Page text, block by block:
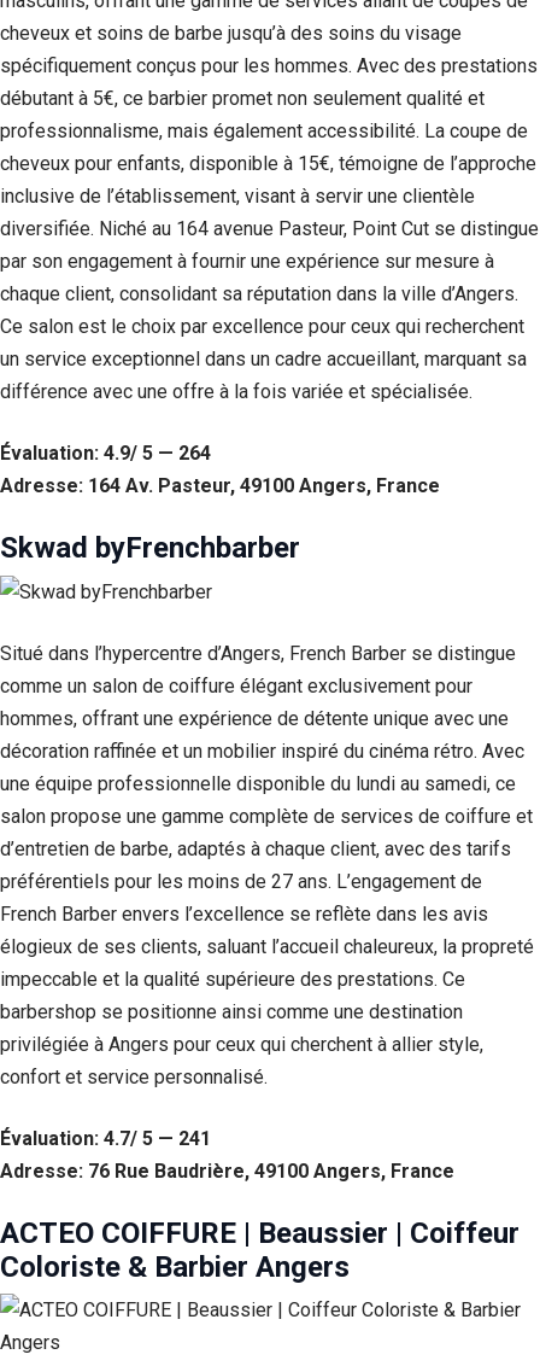
cheveux et soins de barbe jusqu’à des soins du visage
spécifiquement conçus pour les hommes. Avec des prestations
débutant à 5€, ce barbier promet non seulement qualité et
professionnalisme, mais également accessibilité. La coupe de
cheveux pour enfants, disponible à 15€, témoigne de l’approche
inclusive de l’établissement, visant à servir une clientèle
diversifiée. Niché au 164 avenue Pasteur, Point Cut se distingue
par son engagement à fournir une expérience sur mesure à
chaque client, consolidant sa réputation dans la ville d’Angers.
Ce salon est le choix par excellence pour ceux qui recherchent
un service exceptionnel dans un cadre accueillant, marquant sa
différence avec une offre à la fois variée et spécialisée.
Évaluation: 4.9/ 5 — 264
Adresse: 164 Av. Pasteur, 49100 Angers, France
Skwad byFrenchbarber
Situé dans l’hypercentre d’Angers, French Barber se distingue
comme un salon de coiffure élégant exclusivement pour
hommes, offrant une expérience de détente unique avec une
décoration raffinée et un mobilier inspiré du cinéma rétro. Avec
une équipe professionnelle disponible du lundi au samedi, ce
salon propose une gamme complète de services de coiffure et
d’entretien de barbe, adaptés à chaque client, avec des tarifs
préférentiels pour les moins de 27 ans. L’engagement de
French Barber envers l’excellence se reflète dans les avis
élogieux de ses clients, saluant l’accueil chaleureux, la propreté
impeccable et la qualité supérieure des prestations. Ce
barbershop se positionne ainsi comme une destination
privilégiée à Angers pour ceux qui cherchent à allier style,
confort et service personnalisé.
Évaluation: 4.7/ 5 — 241
Adresse: 76 Rue Baudrière, 49100 Angers, France
ACTEO COIFFURE | Beaussier | Coiffeur
Coloriste & Barbier Angers
Statistiques
Afin que
puissions
améliorer la
fonctionnalité
et la structure
du site Web,
en fonction
dont le site
Web est
utilisé.
Experience
site Web
fonctionne
aussi bien que
de votre visite.
Si vous
refusez ces
cookies,
fonctionnalités
du site Web.
Marketing
En partageant
votre intérêt et
votre
comportement
lorsque vous
visitez notre
site, vous
chances de
voir du
offres
personnalisés.